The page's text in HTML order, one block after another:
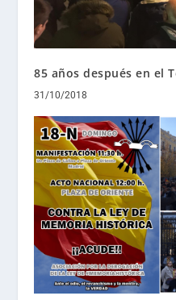
85 años después en el
31/10/2018